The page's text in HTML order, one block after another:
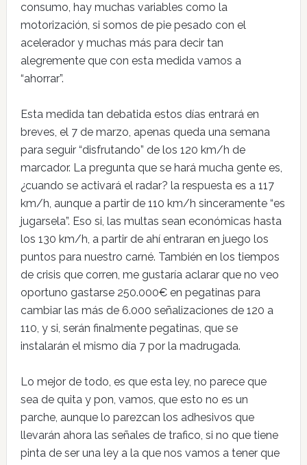
consumo, hay muchas variables como la
motorización, si somos de pie pesado con el
acelerador y muchas más para decir tan
alegremente que con esta medida vamos a
“ahorrar”.
Esta medida tan debatida estos días entrará en
breves, el 7 de marzo, apenas queda una semana
para seguir “disfrutando” de los 120 km/h de
marcador. La pregunta que se hará mucha gente es,
¿cuando se activará el radar? la respuesta es a 117
km/h, aunque a partir de 110 km/h sinceramente “es
jugarsela”. Eso si, las multas sean económicas hasta
los 130 km/h, a partir de ahí entraran en juego los
puntos para nuestro carné. También en los tiempos
de crisis que corren, me gustaría aclarar que no veo
oportuno gastarse 250.000€ en pegatinas para
cambiar las más de 6.000 señalizaciones de 120 a
110, y si, serán finalmente pegatinas, que se
instalarán el mismo día 7 por la madrugada.
Lo mejor de todo, es que esta ley, no parece que
sea de quita y pon, vamos, que esto no es un
parche, aunque lo parezcan los adhesivos que
llevarán ahora las señales de trafico, si no que tiene
pinta de ser una ley a la que nos vamos a tener que